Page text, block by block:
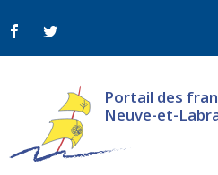
Portail des
Neuve-et-